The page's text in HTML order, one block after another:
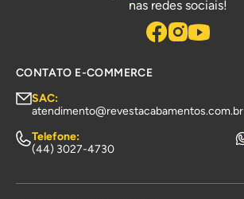
nas redes sociais!
CONTATO E-COMMERCE
SAC:
atendimento@revestacabamentos.com.br
Telefone:
(44) 3027-4730